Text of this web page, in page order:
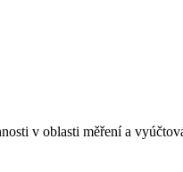
v oblasti měření a